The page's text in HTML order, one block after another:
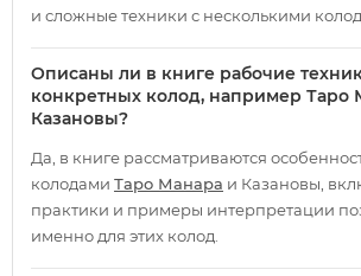
и сложные техники с несколькими
Описаны ли в книге рабочие
конкретных колод, например Таро
Казановы?
Да, в книге рассматриваются
колодами Таро Манара и Казановы,
практики и примеры интерпретации
именно для этих колод.